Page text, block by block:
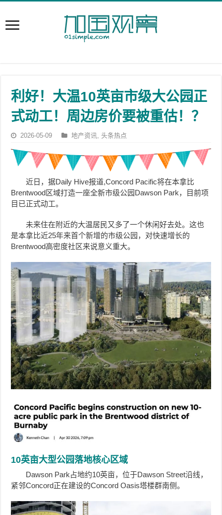
利好！大温10英亩市级大公园正
式动工！周边房价要被重估！？
2026-05-09 地产资讯,头条热点
近日，据Daily Hive报道,Concord Pacific将在本拿比
Brentwood区域打造一座全新市级公园Dawson Park，目前项
目已正式动工。
未来住在附近的大温居民又多了一个休闲好去处。这也
是本拿比近25年来首个新增的市级公园，对快速增长的
Brentwood高密度社区来说意义重大。
10英亩大型公园落地核心区域
Dawson Park占地约10英亩，位于Dawson Street沿线，
紧邻Concord正在建设的Concord Oasis塔楼群南侧。